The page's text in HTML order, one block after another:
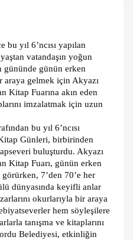
bu yıl 6’ncısı yapılan
vatandaşın yoğun
gününde günün erken
gelmek için Akyazı
Kitap Fuarına akın eden
imzalatmak için uzun
bu yıl 6’ncısı
Günleri, birbirinden
buluşturdu. Akyazı
Kitap Fuarı, günün erken
7’den 70’e her
dünyasında keyifli anlar
okurlarıyla bir araya
hem söyleşilere
tanışma ve kitaplarını
Belediyesi, etkinliğin